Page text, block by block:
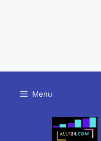
content
Menu